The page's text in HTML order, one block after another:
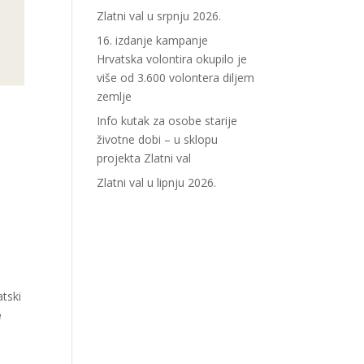
Zlatni val u srpnju 2026.
16. izdanje kampanje
Hrvatska volontira okupilo je
više od 3.600 volontera diljem
zemlje
Info kutak za osobe starije
životne dobi – u sklopu
projekta Zlatni val
Zlatni val u lipnju 2026.